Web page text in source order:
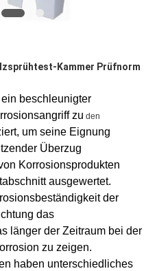
Kammer Prüfnorm
beschleunigter
zu den
um seine Eignung
Überzug
Korrosionsprodukten
ausgewertet.
der
das
länger der Zeitraum bei der
zu zeigen.
haben unterschiedliches